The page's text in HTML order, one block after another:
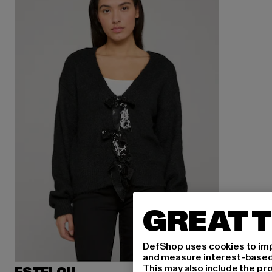
GREAT
DefShop uses cookies to
and measure interest-
This may also include the